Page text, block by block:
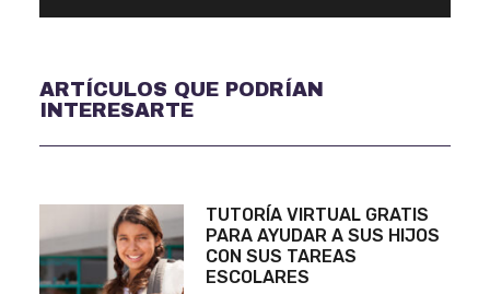
ARTÍCULOS QUE PODRÍAN
INTERESARTE
TUTORÍA VIRTUAL GRATIS
PARA AYUDAR A SUS HIJOS
CON SUS TAREAS
ESCOLARES